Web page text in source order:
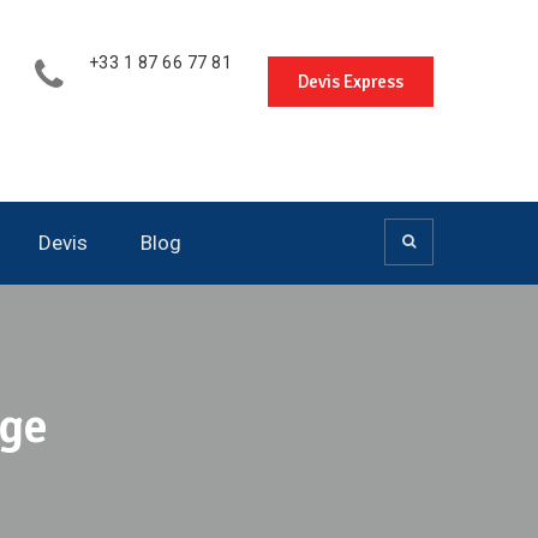
+33 1 87 66 77 81
Devis Express
Devis Blog